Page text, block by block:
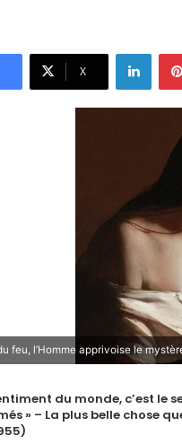
X
feu, l’Homme apprivoise le
du monde, c’est le
» – La plus belle chose